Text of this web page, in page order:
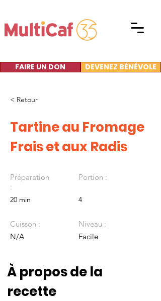
FAIRE UN DON DEVENEZ BÉNÉVOLE
< Retour
Tartine au Fromage
Frais et aux Radis
Préparation
:
20 min
Cuisson :
N/A
Portion :
4
Niveau :
Facile
À propos de la
recette